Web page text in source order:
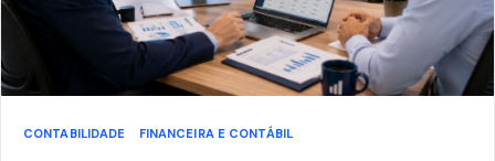
CONTABILIDADE FINANCEIRA E CONTÁBIL